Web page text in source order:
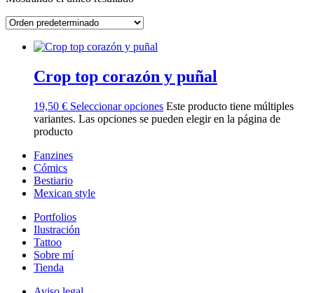
Crop top corazón y puñal
19,50 € Seleccionar opciones Este producto tiene múltiples
variantes. Las opciones se pueden elegir en la página de
producto
Fanzines
Cómics
Bestiario
Mexican style
Portfolios
Ilustración
Tattoo
Sobre mí
Tienda